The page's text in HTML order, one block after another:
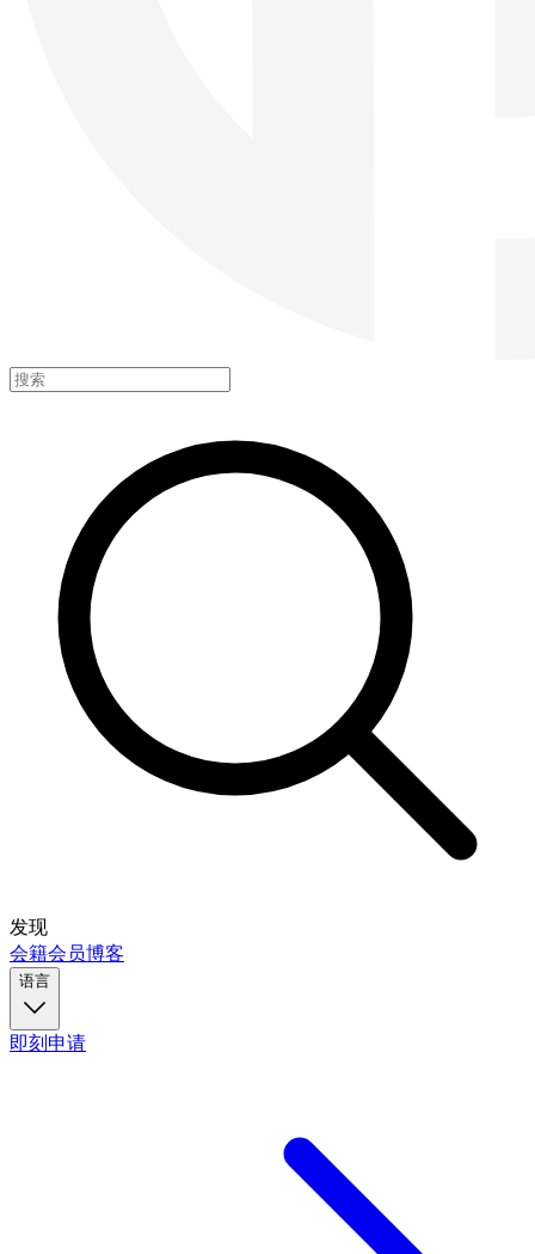
发现
会籍会员博客
语言
即刻申请